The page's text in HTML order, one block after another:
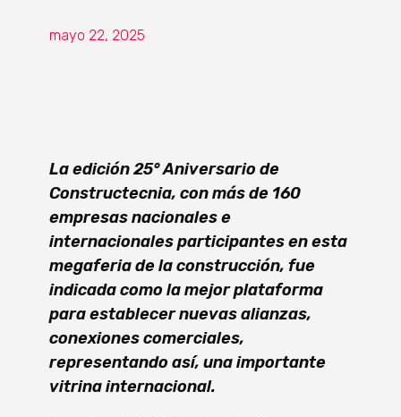
mayo 22, 2025
La edición 25° Aniversario de
Constructecnia, con más de 160
empresas nacionales e
internacionales participantes en esta
megaferia de la construcción, fue
indicada como la mejor plataforma
para establecer nuevas alianzas,
conexiones comerciales,
representando así, una importante
vitrina internacional.